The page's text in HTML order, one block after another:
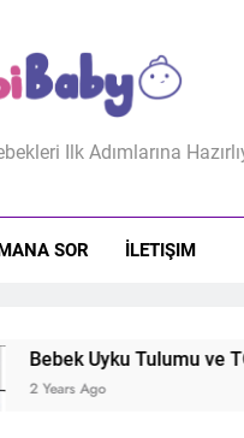
Ilk Adımlarına
SOR İLETIŞIM
Bebek Uyku Tulumu ve
2 Years Ago